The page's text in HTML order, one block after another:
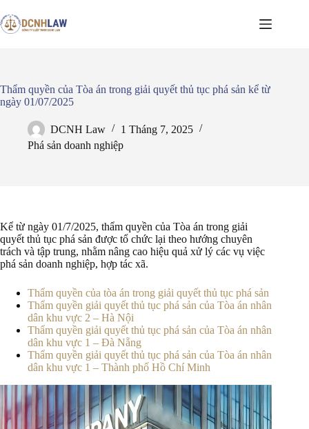
đến
phần
Thẩm quyền của Tòa án trong giải quyết thủ tục phá sản kể từ
ngày 01/07/2025
DCNH Law
1 Tháng 7, 2025
Phá sản doanh nghiệp
Kể từ ngày 01/7/2025, thẩm quyền của Tòa án trong giải
quyết thủ tục phá sản được tổ chức lại theo hướng chuyên
trách và tập trung, nhằm nâng cao hiệu quả xử lý các vụ việc
phá sản doanh nghiệp, hợp tác xã.
Thẩm quyền của tòa án trong giải quyết thủ tục phá sản
Thẩm quyền giải quyết thủ tục phá sản của Tòa án nhân
dân khu vực 2 – Hà Nội
Thẩm quyền giải quyết thủ tục phá sản của Tòa án nhân
dân khu vực 1 – Đà Nẵng
Thẩm quyền giải quyết thủ tục phá sản của Tòa án nhân
dân khu vực 1 – Thành phố Hồ Chí Minh